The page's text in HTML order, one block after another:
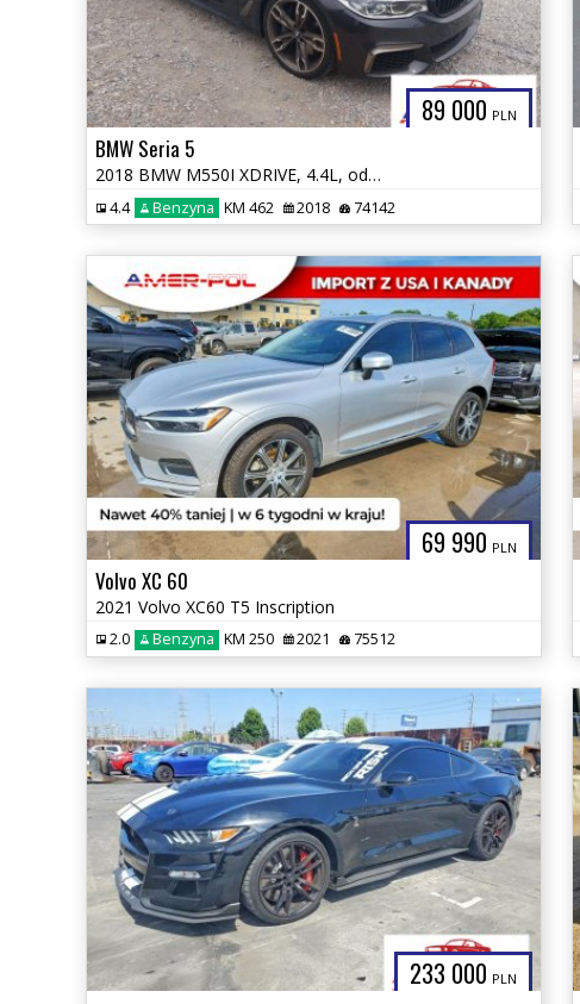
89 000 PLN
BMW Seria 5
2018 BMW M550I XDRIVE, 4.4L, od ubezpieczalni
4.4 Benzyna KM 462 2018 74142
69 990 PLN
Volvo XC 60
2021 Volvo XC60 T5 Inscription
2.0 Benzyna KM 250 2021 75512
233 000 PLN